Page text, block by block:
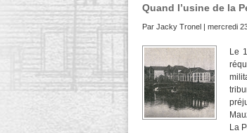
Quand l’usine de la
Par Jacky Tronel | mercredi
Le
La